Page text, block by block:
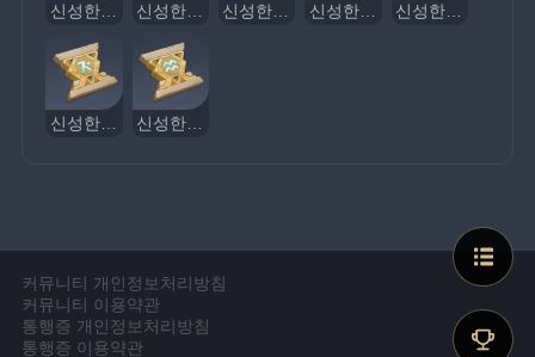
신성한 봉인석·왕권 신성한 봉인석·거대한 뱀
신성한 봉인석·노동
커뮤니티 개인정보처리방침
커뮤니티 이용약관
통행증 개인정보처리방침
통행증 이용약관